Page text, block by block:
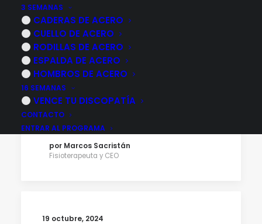
3 SEMANAS
CADERAS DE ACERO
CUELLO DE ACERO
RODILLAS DE ACERO
ESPALDA DE ACERO
HOMBROS DE ACERO
16 SEMANAS
VENCE TU DISCOPATÍA
CONTACTO
ENTRAR AL PROGRAMA
23 junio, 2025
CORRIGE la CABEZA ADELANTADA con
estos 5 EJERCICIOS
por Marcos Sacristán
Fisioterapeuta y CEO
19 octubre, 2024